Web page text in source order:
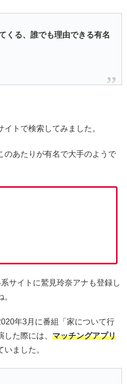
くる、誰でも理由できる有名
トで検索してみました。
のあたりが有名で大手のようで
サイトに鷲見玲奈アナも登録し
年3月に番組「家について行
た際には、 マッチングアプリ
いました。